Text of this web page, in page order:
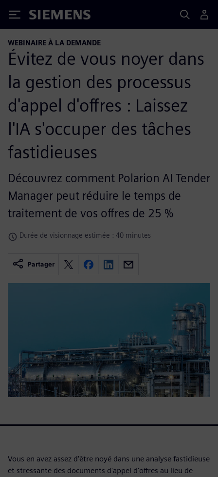
Siemens
WEBINAIRE À LA DEMANDE
Évitez de vous noyer dans
la gestion des processus
d'appel d'offres : Laissez
l'IA s'occuper des tâches
fastidieuses
Découvrez comment Polarion AI Tender
Manager peut réduire le temps de
traitement de vos offres de 25 %
Durée de visionnage estimée : 40 minutes
Partager
Vous en avez assez d'être noyé dans une analyse fastidieuse
et stressante des documents d'appel d'offres au lieu de